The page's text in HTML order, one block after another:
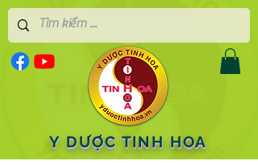
Y DƯỢC TINH HOA